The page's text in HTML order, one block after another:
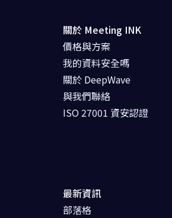
最新資訊
部落格
關於 Meeting INK
價格與方案
我的資料安全嗎
關於 DeepWave
與我們聯絡
ISO 27001 資安認證